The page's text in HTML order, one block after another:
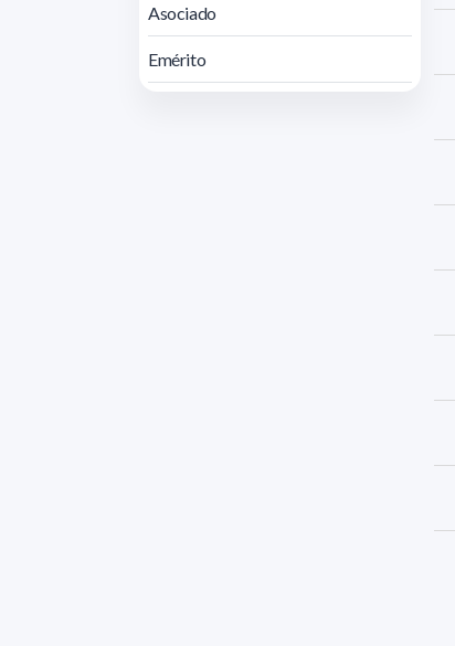
Asociado
Emérito